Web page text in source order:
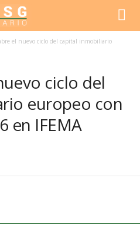
el nuevo ciclo del capital inmobiliario
ciclo del
europeo con
en IFEMA